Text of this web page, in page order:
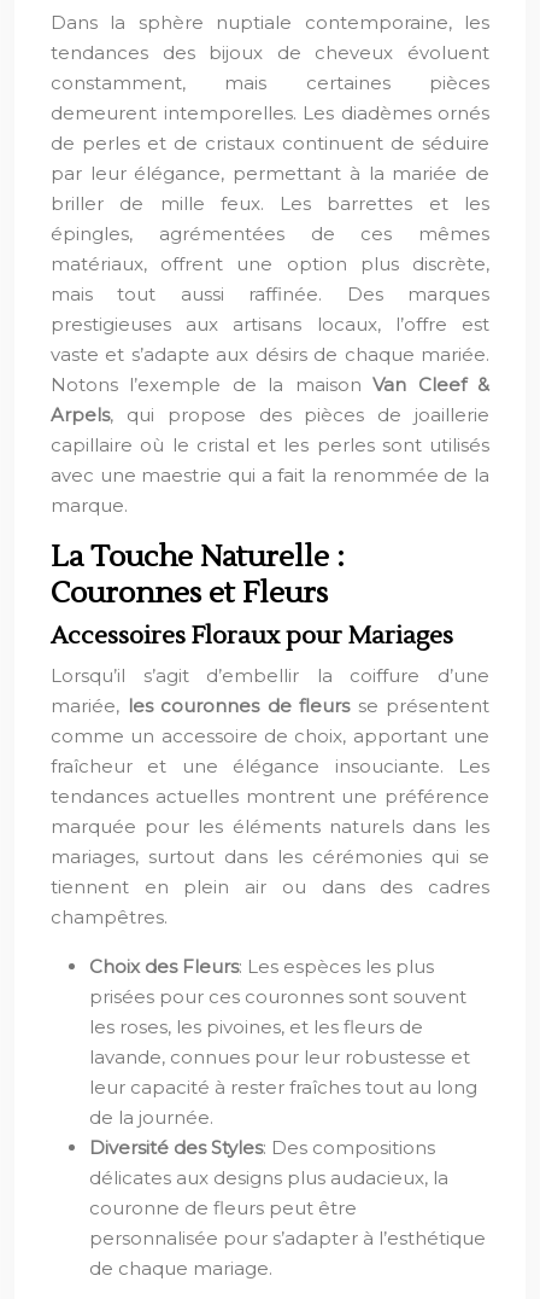
Dans la sphère nuptiale contemporaine, les
tendances des bijoux de cheveux évoluent
constamment, mais certaines pièces
demeurent intemporelles. Les diadèmes ornés
de perles et de cristaux continuent de séduire
par leur élégance, permettant à la mariée de
briller de mille feux. Les barrettes et les
épingles, agrémentées de ces mêmes
matériaux, offrent une option plus discrète,
mais tout aussi raffinée. Des marques
prestigieuses aux artisans locaux, l’offre est
vaste et s’adapte aux désirs de chaque mariée.
Notons l’exemple de la maisonVan Cleef &
Arpels, qui propose des pièces de joaillerie
capillaire où le cristal et les perles sont utilisés
avec une maestrie qui a fait la renommée de la
marque.
La Touche Naturelle :
Couronnes et Fleurs
Accessoires Floraux pour Mariages
Lorsqu’il s’agit d’embellir la coiffure d’une
mariée, les couronnes de fleursse présentent
comme un accessoire de choix, apportant une
fraîcheur et une élégance insouciante. Les
tendances actuelles montrent une préférence
marquée pour les éléments naturels dans les
mariages, surtout dans les cérémonies qui se
tiennent en plein air ou dans des cadres
champêtres.
Choix des Fleurs: Les espèces les plus
prisées pour ces couronnes sont souvent
les roses, les pivoines, et les fleurs de
lavande, connues pour leur robustesse et
leur capacité à rester fraîches tout au long
de la journée.
Diversité des Styles: Des compositions
délicates aux designs plus audacieux, la
couronne de fleurs peut être
personnalisée pour s’adapter à l’esthétique
de chaque mariage.